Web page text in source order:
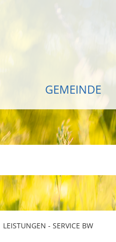
GEMEINDE
LEISTUNGEN - SERVICE BW